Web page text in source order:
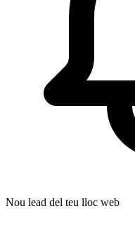
Nou lead del teu lloc web